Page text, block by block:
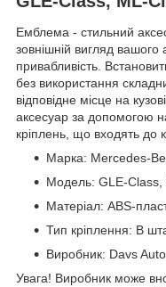
Емблема - стильний
зовнішній вигляд
привабливість.
без використання
відповідне місце на
аксесуар за допомогою
кріплень, що входять до
Марка: Mercedes-
Модель: GLE-Class,
Матеріал: ABS-
Тип кріплення: В
Виробник: Davs
Увага! Виробник може